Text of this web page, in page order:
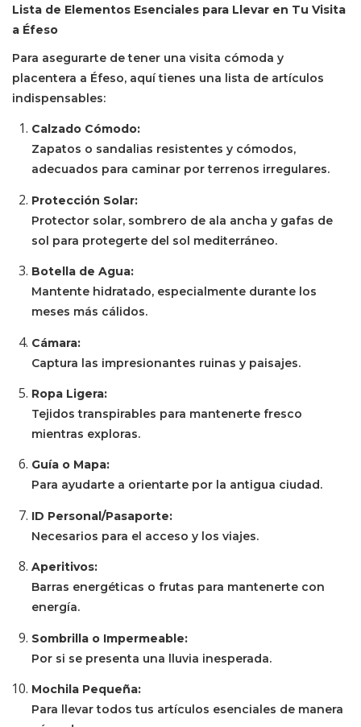
Lista de Elementos Esenciales para Llevar en Tu Visita
a Éfeso
Para asegurarte de tener una visita cómoda y
placentera a Éfeso, aquí tienes una lista de artículos
indispensables:
Calzado Cómodo:
Zapatos o sandalias resistentes y cómodos,
adecuados para caminar por terrenos irregulares.
Protección Solar:
Protector solar, sombrero de ala ancha y gafas de
sol para protegerte del sol mediterráneo.
Botella de Agua:
Mantente hidratado, especialmente durante los
meses más cálidos.
Cámara:
Captura las impresionantes ruinas y paisajes.
Ropa Ligera:
Tejidos transpirables para mantenerte fresco
mientras exploras.
Guía o Mapa:
Para ayudarte a orientarte por la antigua ciudad.
ID Personal/Pasaporte:
Necesarios para el acceso y los viajes.
Aperitivos:
Barras energéticas o frutas para mantenerte con
energía.
Sombrilla o Impermeable:
Por si se presenta una lluvia inesperada.
Mochila Pequeña:
Para llevar todos tus artículos esenciales de manera